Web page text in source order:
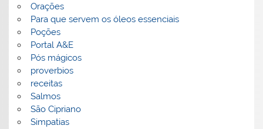
Orações
Para que servem os óleos essenciais
Poções
Portal A&E
Pós mágicos
proverbios
receitas
Salmos
São Cipriano
Simpatias